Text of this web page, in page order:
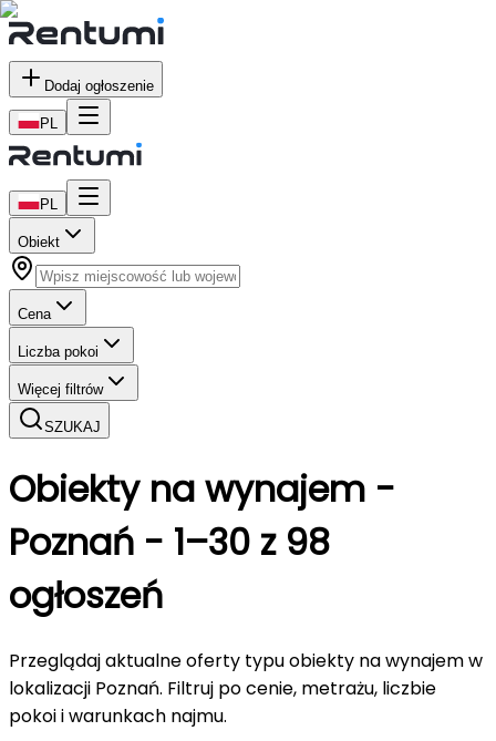
Dodaj ogłoszenie
PL
PL
Obiekt
Cena
Liczba pokoi
Więcej filtrów
SZUKAJ
Obiektyna wynajem -
Poznań - 1–30 z 98
ogłoszeń
Przeglądaj aktualne oferty typuobiekty na wynajemw
lokalizacji Poznań. Filtruj po cenie, metrażu, liczbie
pokoi i warunkach najmu.